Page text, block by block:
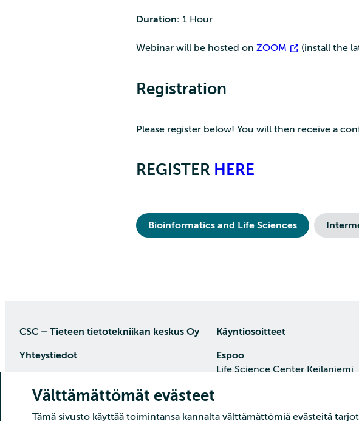
Välttämättömät evästeet
Tämä sivusto käyttää toimintansa kannalta välttämättömiä evästeitä
Duration: 1 Hour
Webinar will be hosted on ZOOM (install the
Registration
Please register below! You will then receive a
REGISTER HERE
Bioinformatics and Life Sciences
CSC – Tieteen tietotekniikan keskus Oy
Yhteystiedot
puh. (09) 457 2001 (vaihde)
Asiakaspalvelu
Käyntiosoitteet
Espoo
Life Science Center Keilaniemi,